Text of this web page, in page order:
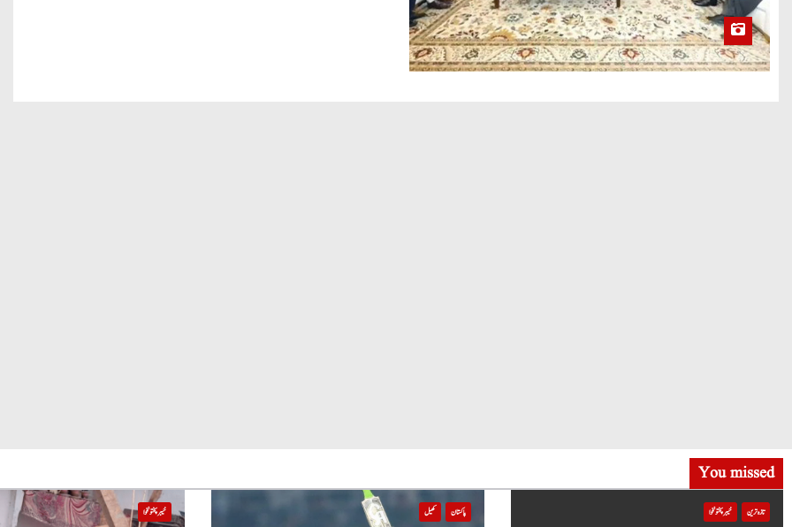
You missed
تازہ ترین خیبر پختونخوا پاکستان کھیل خیبر پختونخوا